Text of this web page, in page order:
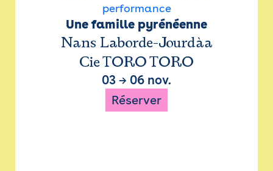
performance
Une famille pyrénéenne
Nans Laborde-Jourdàa
Cie TORO TORO
03 → 06 nov.
Réserver